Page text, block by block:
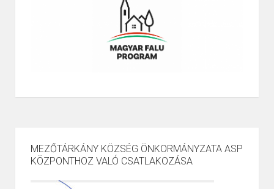
MEZŐTÁRKÁNY KÖZSÉG ÖNKORMÁNYZATA ASP
KÖZPONTHOZ VALÓ CSATLAKOZÁSA